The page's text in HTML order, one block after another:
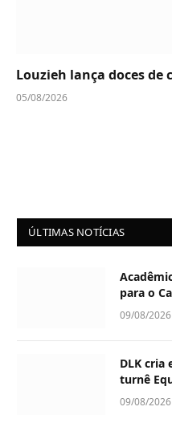
Louzieh lança doces de
05/08/2026
ÚLTIMAS NOTÍCIAS
para o
09/08/2026
DLK cria
turnê
09/08/2026